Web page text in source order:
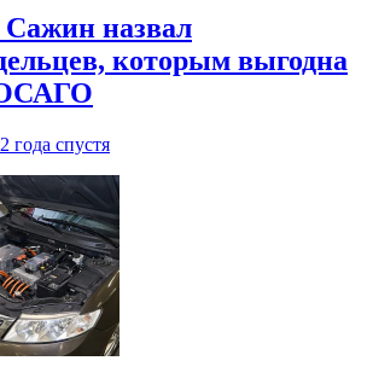
Сажин назвал
которым выгодна
2 года спустя